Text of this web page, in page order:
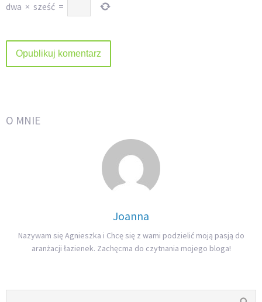
dwa × sześć =
O MNIE
Joanna
Nazywam się Agnieszka i Chcę się z wami podzielić moją pasją do
aranżacji łazienek. Zachęcma do czytnania mojego bloga!